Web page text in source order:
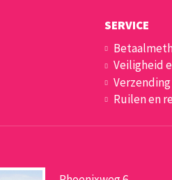
SERVICE
Veiligheid
Ruilen en